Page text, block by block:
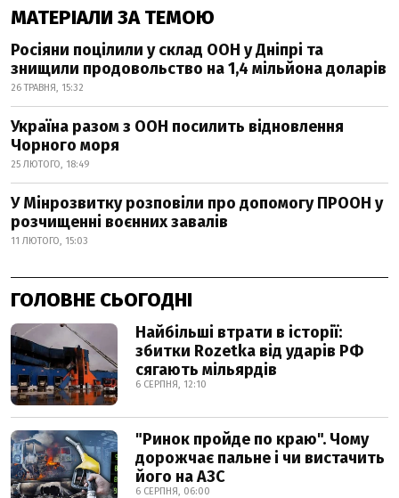
МАТЕРІАЛИ ЗА ТЕМОЮ
Росіяни поцілили у склад ООН у Дніпрі та
знищили продовольство на 1,4 мільйона доларів
26 ТРАВНЯ, 15:32
Україна разом з ООН посилить відновлення
Чорного моря
25 ЛЮТОГО, 18:49
У Мінрозвитку розповіли про допомогу ПРООН у
розчищенні воєнних завалів
11 ЛЮТОГО, 15:03
ГОЛОВНЕ СЬОГОДНІ
Найбільші втрати в історії:
збитки Rozetka від ударів РФ
сягають мільярдів
6 СЕРПНЯ, 12:10
"Ринок пройде по краю". Чому
дорожчає пальне і чи вистачить
його на АЗС
6 СЕРПНЯ, 06:00